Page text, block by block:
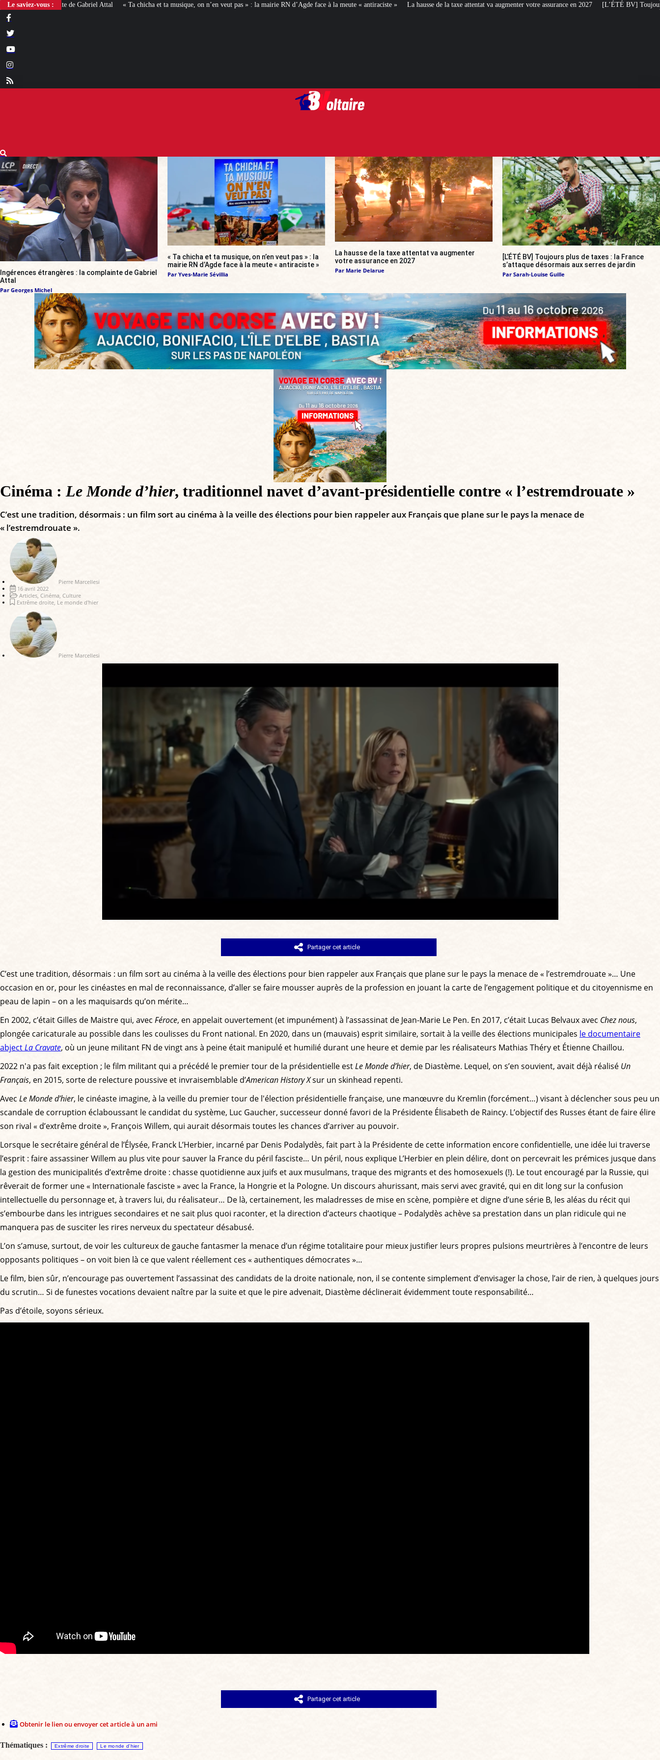
Le saviez-vous :« Ta chicha et ta musique, on n’en veut pas » : la mairie RN d’Agde face à la meute « antiraciste » La hausse de la taxe attentat va augmenter votre assurance en 2027 [L’ÉTÉ BV] Toujours plus de taxes : la
Ingérences étrangères : la complainte de Gabriel
Attal
Par Georges Michel
« Ta chicha et ta musique, on n’en veut pas » : la
mairie RN d’Agde face à la meute « antiraciste »
Par Yves-Marie Sévillia
La hausse de la taxe attentat va augmenter
votre assurance en 2027
Par Marie Delarue
[L’ÉTÉ BV] Toujours plus de taxes : la France
s’attaque désormais aux serres de jardin
Par Sarah-Louise Guille
Cinéma : Le Monde d’hier, traditionnel navet d’avant-présidentielle contre « l’estremdrouate »
C’est une tradition, désormais : un film sort au cinéma à la veille des élections pour bien rappeler aux Français que plane sur le pays la menace de
« l’estremdrouate ».
Pierre Marcellesi
16 avril 2022
Articles Cinéma Culture
Extrême droite Le monde d'hier
Pierre Marcellesi
Partager cet article
C’est une tradition, désormais : un film sort au cinéma à la veille des élections pour bien rappeler aux Français que plane sur le pays la menace de « l’estremdrouate »… Une
occasion en or, pour les cinéastes en mal de reconnaissance, d’aller se faire mousser auprès de la profession en jouant la carte de l’engagement politique et du citoyennisme en
peau de lapin – on a les maquisards qu’on mérite…
En 2002, c’était Gilles de Maistre qui, avec Féroce, en appelait ouvertement (et impunément) à l’assassinat de Jean-Marie Le Pen. En 2017, c’était Lucas Belvaux avec Chez nous,
plongée caricaturale au possible dans les coulisses du Front national. En 2020, dans un (mauvais) esprit similaire, sortait à la veille des élections municipales le documentaire
abjectLa Cravate, où un jeune militant FN de vingt ans à peine était manipulé et humilié durant une heure et demie par les réalisateurs Mathias Théry et Étienne Chaillou.
2022 n'a pas fait exception ; le film militant qui a précédé le premier tour de la présidentielle estLe Monde d’hier, de Diastème. Lequel, on s’en souvient, avait déjà réalisé Un
Français, en 2015, sorte de relecture poussive et invraisemblable d’American History Xsur un skinhead repenti.
Avec Le Monde d’hier, le cinéaste imagine, à la veille du premier tour de l'élection présidentielle française, une manœuvre du Kremlin (forcément…) visant à déclencher sous peu un
scandale de corruption éclaboussant le candidat du système, Luc Gaucher, successeur donné favori de la Présidente Élisabeth de Raincy. L’objectif des Russes étant de faire élire
son rival « d’extrême droite », François Willem, qui aurait désormais toutes les chances d’arriver au pouvoir.
Lorsque le secrétaire général de l’Élysée, Franck L’Herbier, incarné par Denis Podalydès, fait part à la Présidente de cette information encore confidentielle, une idée lui traverse
l’esprit : faire assassiner Willem au plus vite pour sauver la France du péril fasciste… Un péril, nous explique L’Herbier en plein délire, dont on percevrait les prémices jusque dans
la gestion des municipalités d’extrême droite : chasse quotidienne aux juifs et aux musulmans, traque des migrants et des homosexuels (!). Le tout encouragé par la Russie, qui
rêverait de former une « Internationale fasciste » avec la France, la Hongrie et la Pologne. Un discours ahurissant, mais servi avec gravité, qui en dit long sur la confusion
intellectuelle du personnage et, à travers lui, du réalisateur… De là, certainement, les maladresses de mise en scène, pompière et digne d’une série B, les aléas du récit qui
s’embourbe dans les intrigues secondaires et ne sait plus quoi raconter, et la direction d’acteurs chaotique – Podalydès achève sa prestation dans un plan ridicule qui ne
manquera pas de susciter les rires nerveux du spectateur désabusé.
L’on s’amuse, surtout, de voir les cultureux de gauche fantasmer la menace d’un régime totalitaire pour mieux justifier leurs propres pulsions meurtrières à l’encontre de leurs
opposants politiques – on voit bien là ce que valent réellement ces « authentiques démocrates »…
Le film, bien sûr, n’encourage pas ouvertement l’assassinat des candidats de la droite nationale, non, il se contente simplement d’envisager la chose, l’air de rien, à quelques jours
du scrutin… Si de funestes vocations devaient naître par la suite et que le pire advenait, Diastème déclinerait évidemment toute responsabilité…
Pas d’étoile, soyons sérieux.
Partager cet article
Obtenir le lien ou envoyer cet article à un ami
Thématiques : Extrême droite Le monde d'hier